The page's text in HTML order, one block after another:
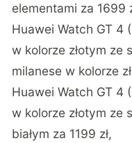
elementami za 1699
Huawei Watch GT 4
w kolorze złotym ze
milanese w kolorze
Huawei Watch GT 4
w kolorze złotym ze
białym za 1199 zł,